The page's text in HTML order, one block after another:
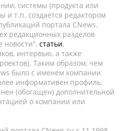
системы (продукта или
и т.п. создается редактором
портала CNews.
редакционных разделов
новости", статьи,
интервью, а также
Таким образом, чем
было с именем компании
информативен профиль.
(обогащен) дополнительной
о компании или